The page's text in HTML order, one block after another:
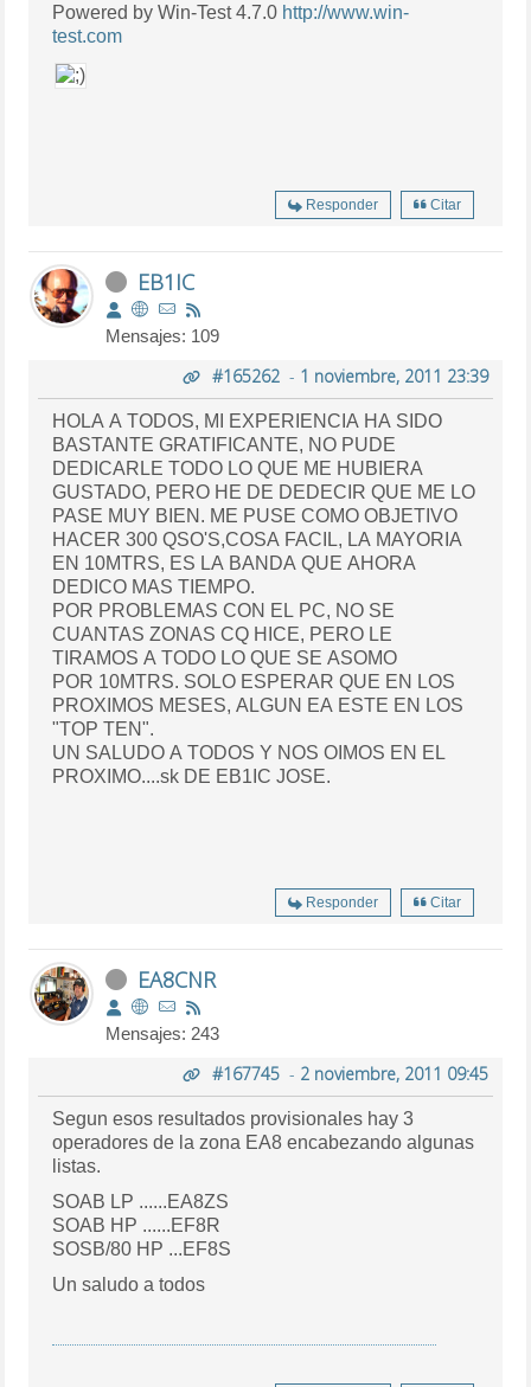
Powered by Win-Test 4.7.0 http://www.win-
test.com
Responder Citar
EB1IC
Mensajes: 109
#165262- 1 noviembre, 2011 23:39
HOLA A TODOS, MI EXPERIENCIA HA SIDO
BASTANTE GRATIFICANTE, NO PUDE
DEDICARLE TODO LO QUE ME HUBIERA
GUSTADO, PERO HE DE DEDECIR QUE ME LO
PASE MUY BIEN. ME PUSE COMO OBJETIVO
HACER 300 QSO'S,COSA FACIL, LA MAYORIA
EN 10MTRS, ES LA BANDA QUE AHORA
DEDICO MAS TIEMPO.
POR PROBLEMAS CON EL PC, NO SE
CUANTAS ZONAS CQ HICE, PERO LE
TIRAMOS A TODO LO QUE SE ASOMO
POR 10MTRS. SOLO ESPERAR QUE EN LOS
PROXIMOS MESES, ALGUN EA ESTE EN LOS
"TOP TEN".
UN SALUDO A TODOS Y NOS OIMOS EN EL
PROXIMO....sk DE EB1IC JOSE.
Responder Citar
EA8CNR
Mensajes: 243
#167745- 2 noviembre, 2011 09:45
Segun esos resultados provisionales hay 3
operadores de la zona EA8 encabezando algunas
listas.
SOAB LP ......EA8ZS
SOAB HP ......EF8R
SOSB/80 HP ...EF8S
Un saludo a todos